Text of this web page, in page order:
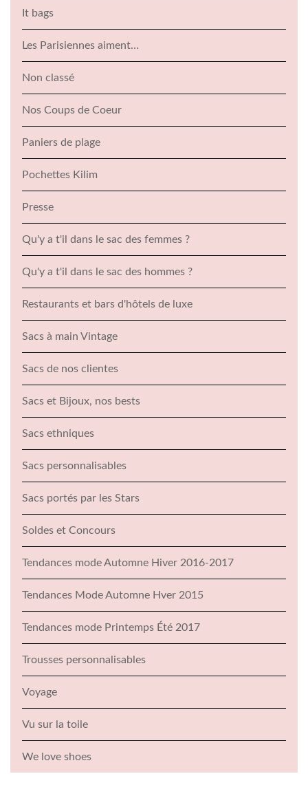
It bags
Les Parisiennes aiment…
Non classé
Nos Coups de Coeur
Paniers de plage
Pochettes Kilim
Presse
Qu'y a t'il dans le sac des femmes ?
Qu'y a t'il dans le sac des hommes ?
Restaurants et bars d'hôtels de luxe
Sacs à main Vintage
Sacs de nos clientes
Sacs et Bijoux, nos bests
Sacs ethniques
Sacs personnalisables
Sacs portés par les Stars
Soldes et Concours
Tendances mode Automne Hiver 2016-2017
Tendances Mode Automne Hver 2015
Tendances mode Printemps Été 2017
Trousses personnalisables
Voyage
Vu sur la toile
We love shoes